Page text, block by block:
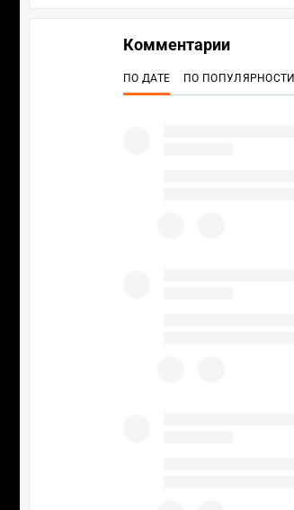
Комментарии
ПО ДАТЕ ПО ПОПУЛЯРНОСТИ